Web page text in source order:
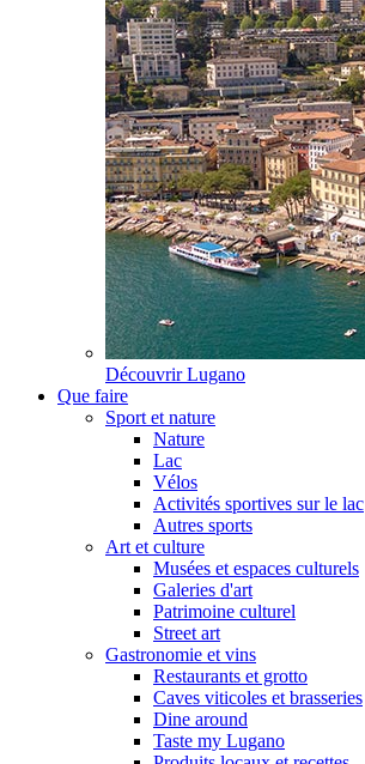
Découvrir Lugano
Que faire
Sport et nature
Nature
Lac
Vélos
Activités sportives sur le lac
Autres sports
Art et culture
Musées et espaces culturels
Galeries d'art
Patrimoine culturel
Street art
Gastronomie et vins
Restaurants et grotto
Caves viticoles et brasseries
Dine around
Taste my Lugano